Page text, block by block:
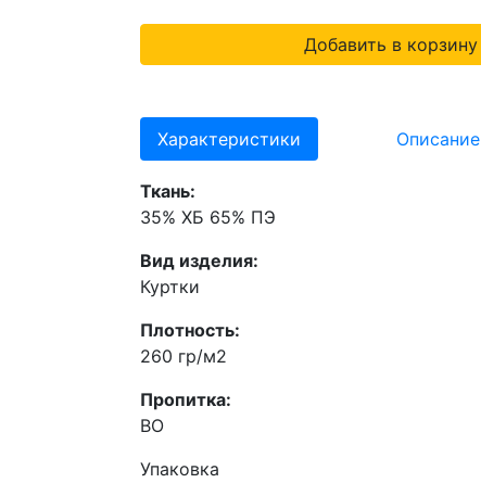
Добавить в корзину
Характеристики Описание
Ткань:
35% ХБ 65% ПЭ
Вид изделия:
Куртки
Плотность:
260 гр/м2
Пропитка:
ВО
Упаковка